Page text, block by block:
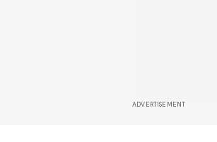
ADVERTISEMENT